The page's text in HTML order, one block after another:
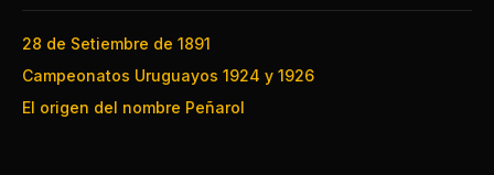
28 de Setiembre de 1891
Campeonatos Uruguayos 1924 y 1926
El origen del nombre Peñarol